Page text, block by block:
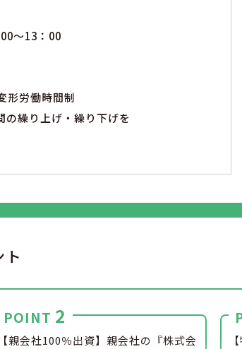
～13：00
形労働時間制
繰り上げ・繰り下げを
POINT 2
【親会社100％出資】親会社の『株式会